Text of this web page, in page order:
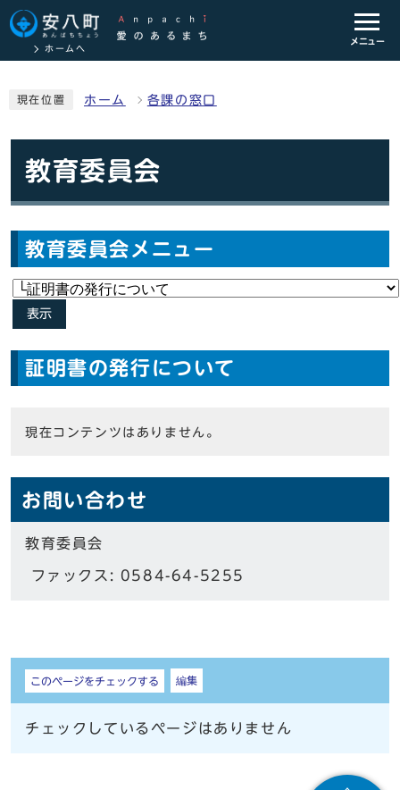
ホームへ
メニュー
現在位置 ホーム 各課の窓口
教育委員会
教育委員会メニュー
表示
証明書の発行について
現在コンテンツはありません。
お問い合わせ
教育委員会
ファックス: 0584-64-5255
しおり
このページをチェックする 編集
チェックしているページはありません